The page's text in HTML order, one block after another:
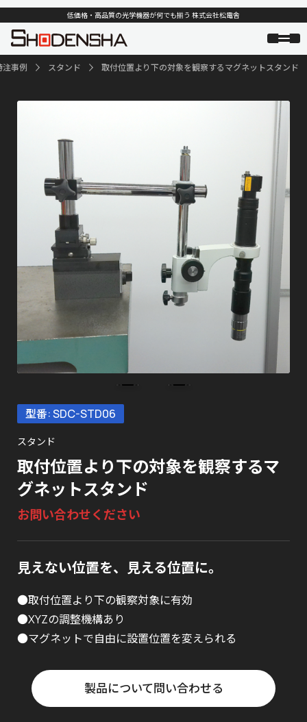
低価格・高品質の光学機器が何でも揃う 株式会社松電舎
事例 スタンド 取付位置より下の対象を観察するマグネットスタンド
型番: SDC-STD06
スタンド
取付位置より下の対象を観察するマ
グネットスタンド
お問い合わせください
見えない位置を、見える位置に。
●取付位置より下の観察対象に有効
●XYZの調整機構あり
●マグネットで自由に設置位置を変えられる
製品について問い合わせる